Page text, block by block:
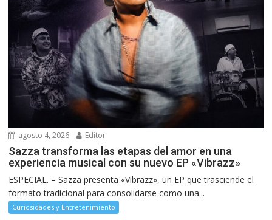
agosto 4, 2026 Editor
Sazza transforma las etapas del amor en una
experiencia musical con su nuevo EP «Vibrazz»
ESPECIAL. – Sazza presenta «Vibrazz», un EP que trasciende el
formato tradicional para consolidarse como una...
Curiosidades y Entretenimiento